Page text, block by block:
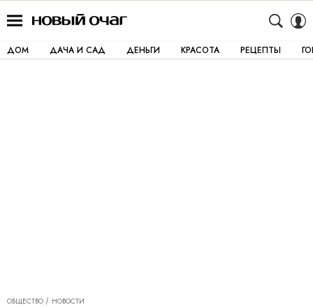
ДОМ ДАЧА И САД ДЕНЬГИ КРАСОТА РЕЦЕПТЫ
ОБЩЕСТВО
НОВОСТИ